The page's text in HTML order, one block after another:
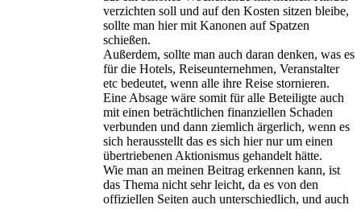
verzichten soll und auf den Kosten sitzen bleibe,
sollte man hier mit Kanonen auf Spatzen
schießen.
Außerdem, sollte man auch daran denken, was es
für die Hotels, Reiseunternehmen, Veranstalter
etc bedeutet, wenn alle ihre Reise stornieren.
Eine Absage wäre somit für alle Beteiligte auch
mit einen beträchtlichen finanziellen Schaden
verbunden und dann ziemlich ärgerlich, wenn es
sich herausstellt das es sich hier nur um einen
übertriebenen Aktionismus gehandelt hätte.
Wie man an meinen Beitrag erkennen kann, ist
das Thema nicht sehr leicht, da es von den
offiziellen Seiten auch unterschiedlich, und auch